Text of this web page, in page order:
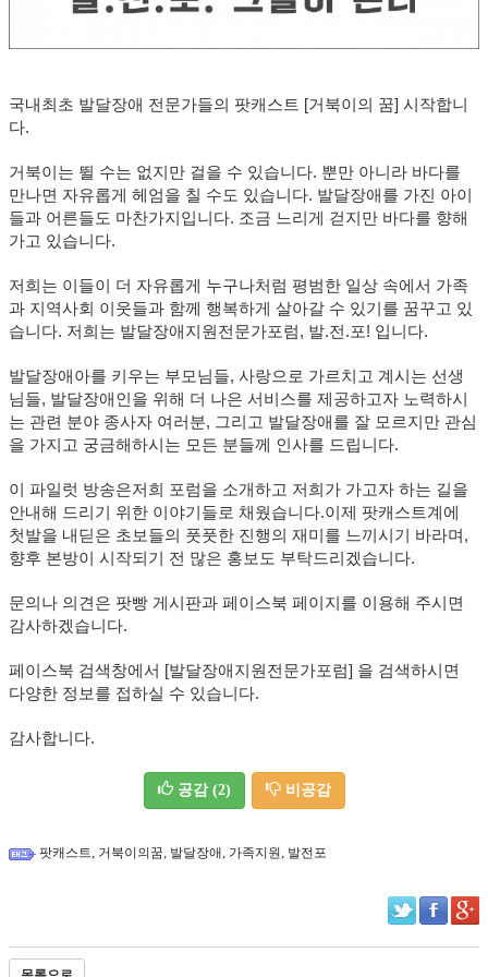
국내최초 발달장애 전문가들의 팟캐스트 [거북이의 꿈] 시작합니
다.
거북이는 뛸 수는 없지만 걸을 수 있습니다. 뿐만 아니라 바다를
만나면 자유롭게 헤엄을 칠 수도 있습니다. 발달장애를 가진 아이
들과 어른들도 마찬가지입니다. 조금 느리게 걷지만 바다를 향해
가고 있습니다.
저희는 이들이 더 자유롭게 누구나처럼 평범한 일상 속에서 가족
과 지역사회 이웃들과 함께 행복하게 살아갈 수 있기를 꿈꾸고 있
습니다. 저희는 발달장애지원전문가포럼, 발.전.포! 입니다.
발달장애아를 키우는 부모님들, 사랑으로 가르치고 계시는 선생
님들, 발달장애인을 위해 더 나은 서비스를 제공하고자 노력하시
는 관련 분야 종사자 여러분, 그리고 발달장애를 잘 모르지만 관심
을 가지고 궁금해하시는 모든 분들께 인사를 드립니다.
이 파일럿 방송은저희 포럼을 소개하고 저희가 가고자 하는 길을
안내해 드리기 위한 이야기들로 채웠습니다.이제 팟캐스트계에
첫발을 내딛은 초보들의 풋풋한 진행의 재미를 느끼시기 바라며,
향후 본방이 시작되기 전 많은 홍보도 부탁드리겠습니다.
문의나 의견은 팟빵 게시판과 페이스북 페이지를 이용해 주시면
감사하겠습니다.
페이스북 검색창에서 [발달장애지원전문가포럼] 을 검색하시면
다양한 정보를 접하실 수 있습니다.
감사합니다.
공감(2) 비공감
팟캐스트, 거북이의꿈, 발달장애, 가족지원, 발전포